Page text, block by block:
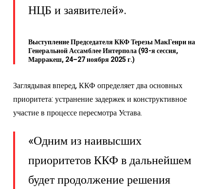
НЦБ и заявителей».
Выступление Председателя ККФ Терезы МакГенри на
Генеральной Ассамблее Интерпола (93-я сессия,
Марракеш, 24–27 ноября 2025 г.)
Заглядывая вперед, ККФ определяет два основных
приоритета: устранение задержек и конструктивное
участие в процессе пересмотра Устава.
«Одним из наивысших
приоритетов ККФ в дальнейшем
будет продолжение решения